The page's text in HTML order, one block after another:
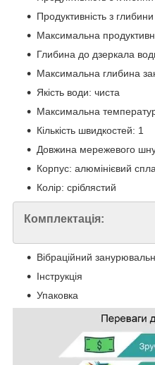
Продуктивність з
Максимальна
Глибина до дзеркала
Максимальна глибина
Якість води: чиста
Максимальна
Кількість швидкостей: 1
Довжина мережевого
Корпус: алюмінієвий
Колір: сріблястий
Комплектація:
Вібраційний
Інструкція
Упаковка